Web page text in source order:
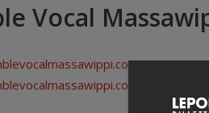
Vocal